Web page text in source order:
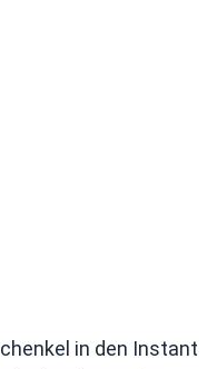
in den Instant